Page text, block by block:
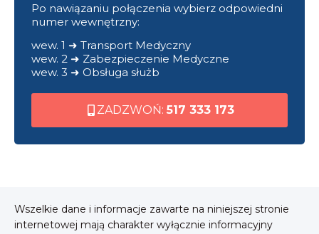
Po nawiązaniu połączenia wybierz odpowiedni
numer wewnętrzny:
wew. 1 ➜ Transport Medyczny
wew. 2 ➜ Zabezpieczenie Medyczne
wew. 3 ➜ Obsługa służb
ZADZWOŃ: 517 333 173
Wszelkie dane i informacje zawarte na niniejszej stronie
internetowej mają charakter wyłącznie informacyjny